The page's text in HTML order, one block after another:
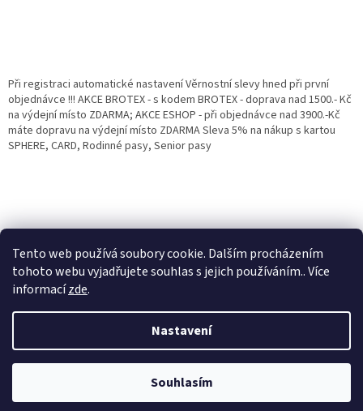
Tento web používá soubory cookie. Dalším procházením
tohoto webu vyjadřujete souhlas s jejich používáním.. Více
informacízde.
Nastavení
Souhlasím
nastavená Věrnostní sleva 3% - 10% na Všechny Vaše další nákupy. Čím
víc nakoupíte, tím větší slevu můžete získat. Vaše objednávky se sčítají.
Využít můžete i "Slevové kody" nebo DOPRAVU ZDARMA. Přejeme
příjemný nákup u nás Jana Kotasová Komárková a kolektiv pracovníků
Při registraci automatické nastavení Věrnostní slevy hned při první
objednávce !!! AKCE BROTEX - s kodem BROTEX - doprava nad 1500.- Kč
na výdejní místo ZDARMA; AKCE ESHOP - při objednávce nad 3900.-Kč
máte dopravu na výdejní místo ZDARMA Sleva 5% na nákup s kartou
SPHERE, CARD, Rodinné pasy, Senior pasy
Copyright 2026Eshop Jana. Všechna práva vyhrazena.